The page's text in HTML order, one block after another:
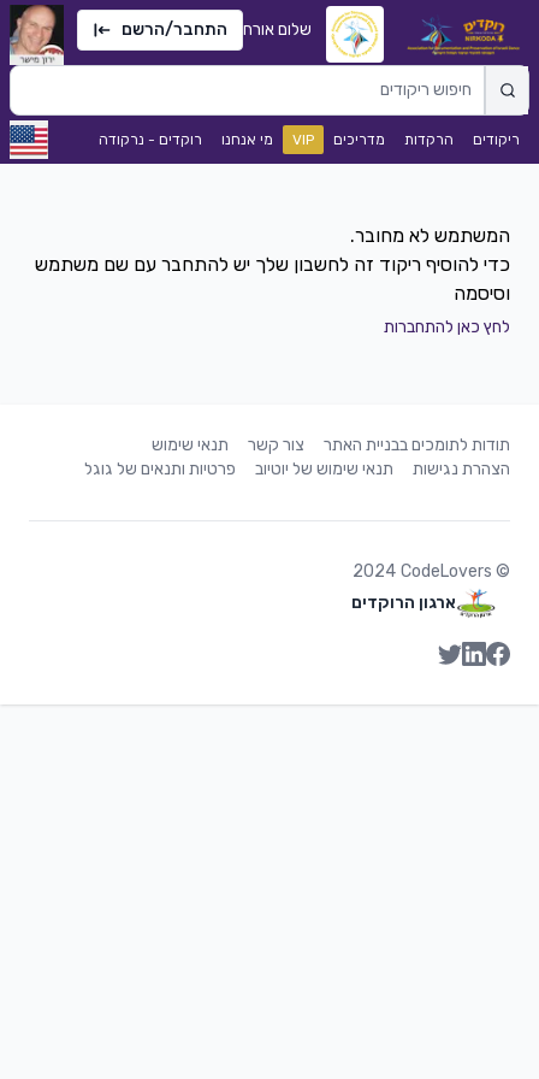
שלום אורח התחבר/הרשם
ריקודים הרקדות מדריכים VIP מי אנחנו רוקדים - נרקודה
כדי להוסיף ריקוד זה לחשבון שלך יש להתחבר עם שם משתמש
וסיסמה
לחץ כאן להתחברות
תודות לתומכים בבניית האתר צור קשר
תנאי שימוש
הצהרת נגישות
תנאי שימוש של יוטיוב פרטיות ותנאים של גוגל
©
2024 CodeLovers
ארגון הרוקדים